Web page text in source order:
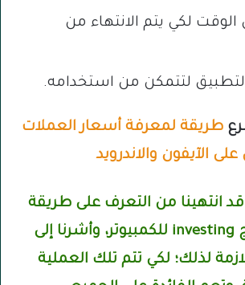
لكي يتم الانتهاء من
لتتمكن من استخدامه.
طريقة لمعرفة أسعار العملات
الآيفون والاندرويد
قد انتهينا من التعرف على طريقة
تحميل برنامج investing للكمبيوتر، وأشرنا إلى
لذلك؛ لكي تتم تلك العملية